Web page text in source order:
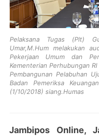
Pelaksana Tugas (Plt)
Umar,M.Hum melakukan
Pekerjaan Umum dan
Kementerian Perhubungan
Pembangunan Pelabuhan
Badan Pemeriksa
(1/10/2018) siang.Humas
Jambipos Online,